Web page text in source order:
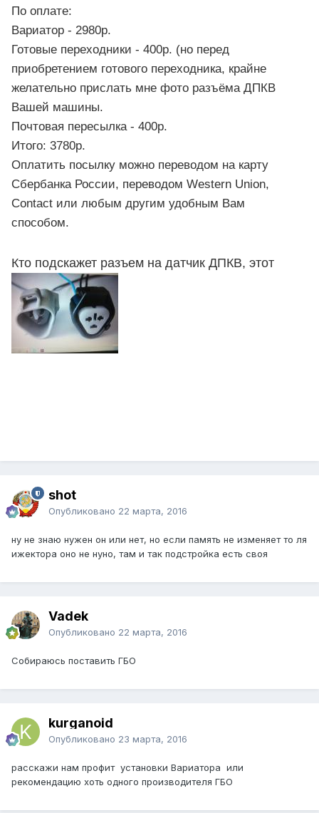
По оплате:
Вариатор - 2980р.
Готовые переходники - 400р. (но перед
приобретением готового переходника, крайне
желательно прислать мне фото разъёма ДПКВ
Вашей машины.
Почтовая пересылка - 400р.
Итого: 3780р.
Оплатить посылку можно переводом на карту
Сбербанка России, переводом Western Union,
Contact или любым другим удобным Вам
способом.
Кто подскажет разъем на датчик ДПКВ, этот
shot
Опубликовано 22 марта, 2016
ну не знаю нужен он или нет, но если память не изменяет то ля
ижектора оно не нуно, там и так подстройка есть своя
Vadek
Опубликовано 22 марта, 2016
Собираюсь поставить ГБО
kurganoid
Опубликовано 23 марта, 2016
расскажи нам профит установки Вариатора или
рекомендацию хоть одного производителя ГБО